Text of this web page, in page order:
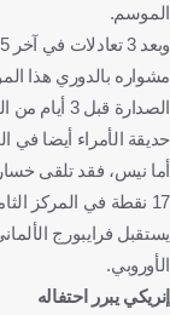
الموسم.
الصدارة
حديقة الأمراء أيضا في
17 نقطة في المركز
يستقبل فرايبورج
الأوروبي.
إنريكي يبرر احتفاله